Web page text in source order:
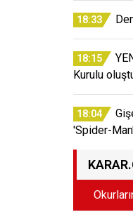
18:33
18:15
Kurulu
18:04
'Spider-